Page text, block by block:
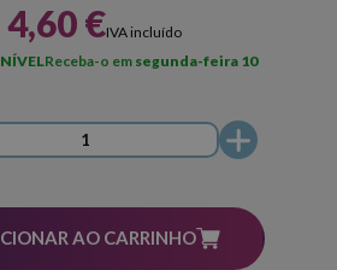
4,60 €IVA incluído
Receba-o em segunda-feira 10
AO CARRINHO